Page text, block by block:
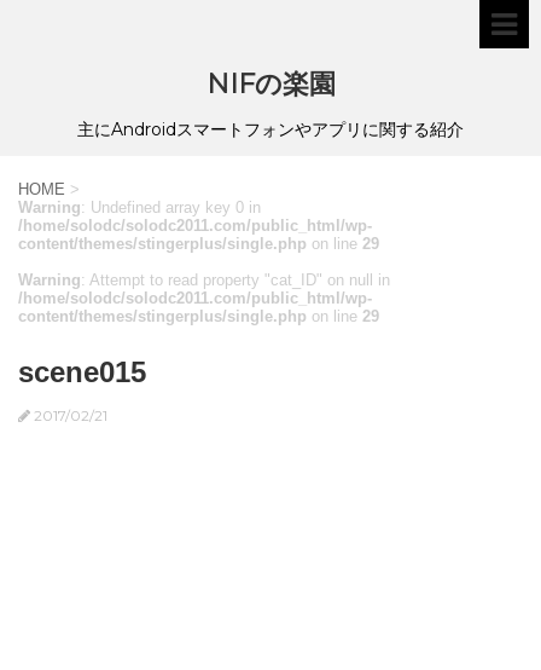
NIFの楽園
主にAndroidスマートフォンやアプリに関する紹介
HOME >
Warning: Undefined array key 0 in
/home/solodc/solodc2011.com/public_html/wp-
content/themes/stingerplus/single.php on line 29
Warning: Attempt to read property "cat_ID" on null in
/home/solodc/solodc2011.com/public_html/wp-
content/themes/stingerplus/single.php on line 29
scene015
2017/02/21